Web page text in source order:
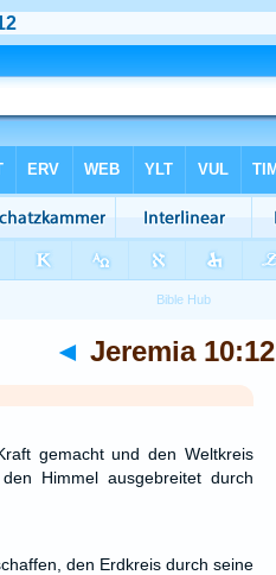
◄ Jeremia 10:12
gemacht und den Weltkreis
Himmel ausgebreitet durch
den Erdkreis durch seine